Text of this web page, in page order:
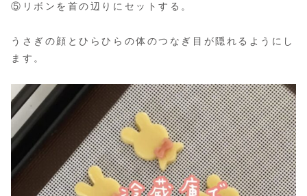
⑤リボンを首の辺りにセットする。
うさぎの顔とひらひらの体のつなぎ目が隠れるようにし
ます。